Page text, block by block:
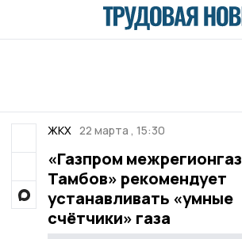
ЖКХ 22 марта , 15:30
«Газпром межрегионгаз
Тамбов» рекомендует
устанавливать «умные
счётчики» газа